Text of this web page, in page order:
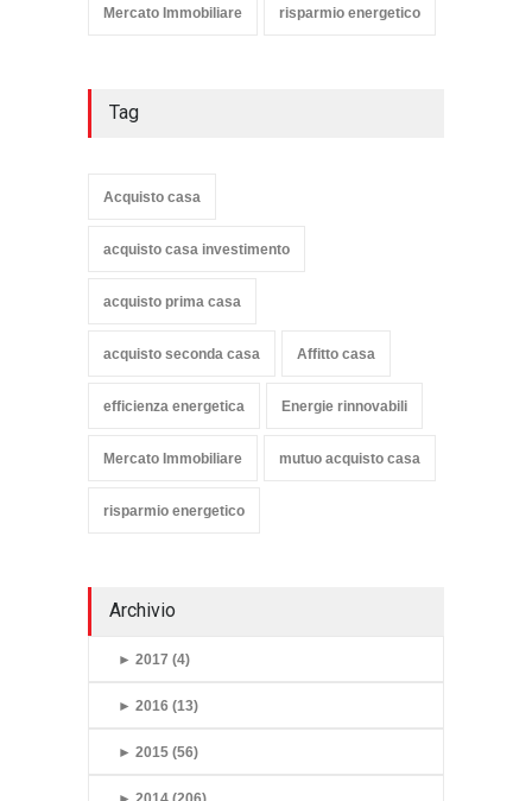
Mercato Immobiliare risparmio energetico
Tag
Acquisto casa
acquisto casa investimento
acquisto prima casa
acquisto seconda casa Affitto casa
efficienza energetica Energie rinnovabili
Mercato Immobiliare mutuo acquisto casa
risparmio energetico
Archivio
► 2017 (4)
► 2016 (13)
► 2015 (56)